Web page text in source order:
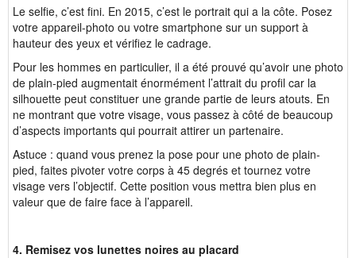
Le selfie, c’est fini. En 2015, c’est le portrait qui a la côte. Posez
votre appareil-photo ou votre smartphone sur un support à
hauteur des yeux et vérifiez le cadrage.
Pour les hommes en particulier, il a été prouvé qu’avoir une photo
de plain-pied augmentait énormément l’attrait du profil car la
silhouette peut constituer une grande partie de leurs atouts. En
ne montrant que votre visage, vous passez à côté de beaucoup
d’aspects importants qui pourrait attirer un partenaire.
Astuce : quand vous prenez la pose pour une photo de plain-
pied, faites pivoter votre corps à 45 degrés et tournez votre
visage vers l’objectif. Cette position vous mettra bien plus en
valeur que de faire face à l’appareil.
4. Remisez vos lunettes noires au placard